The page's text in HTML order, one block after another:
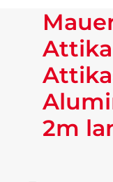
Attika
2m